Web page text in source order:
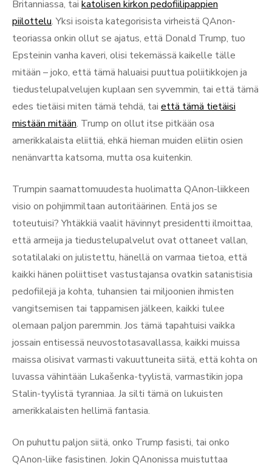
Britanniassa, tai katolisen kirkon pedofiilipappien
piilottelu. Yksi isoista kategorisista virheistä QAnon-
teoriassa onkin ollut se ajatus, että Donald Trump, tuo
Epsteinin vanha kaveri, olisi tekemässä kaikelle tälle
mitään – joko, että tämä haluaisi puuttua poliitikkojen ja
tiedustelupalvelujen kuplaan sen syvemmin, tai että tämä
edes tietäisi miten tämä tehdä, tai että tämä tietäisi
mistään mitään. Trump on ollut itse pitkään osa
amerikkalaista eliittiä, ehkä hieman muiden eliitin osien
nenänvartta katsoma, mutta osa kuitenkin.
Trumpin saamattomuudesta huolimatta QAnon-liikkeen
visio on pohjimmiltaan autoritäärinen. Entä jos se
toteutuisi? Yhtäkkiä vaalit hävinnyt presidentti ilmoittaa,
että armeija ja tiedustelupalvelut ovat ottaneet vallan,
sotatilalaki on julistettu, hänellä on varmaa tietoa, että
kaikki hänen poliittiset vastustajansa ovatkin satanistisia
pedofiilejä ja kohta, tuhansien tai miljoonien ihmisten
vangitsemisen tai tappamisen jälkeen, kaikki tulee
olemaan paljon paremmin. Jos tämä tapahtuisi vaikka
jossain entisessä neuvostotasavallassa, kaikki muissa
maissa olisivat varmasti vakuuttuneita siitä, että kohta on
luvassa vähintään Lukašenka-tyylistä, varmastikin jopa
Stalin-tyylistä tyranniaa. Ja silti tämä on lukuisten
amerikkalaisten hellimä fantasia.
On puhuttu paljon siitä, onko Trump fasisti, tai onko
QAnon-liike fasistinen. Jokin QAnonissa muistuttaa